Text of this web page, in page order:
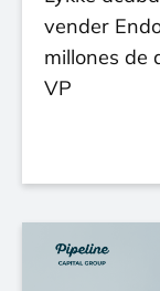
vender
millones de
VP